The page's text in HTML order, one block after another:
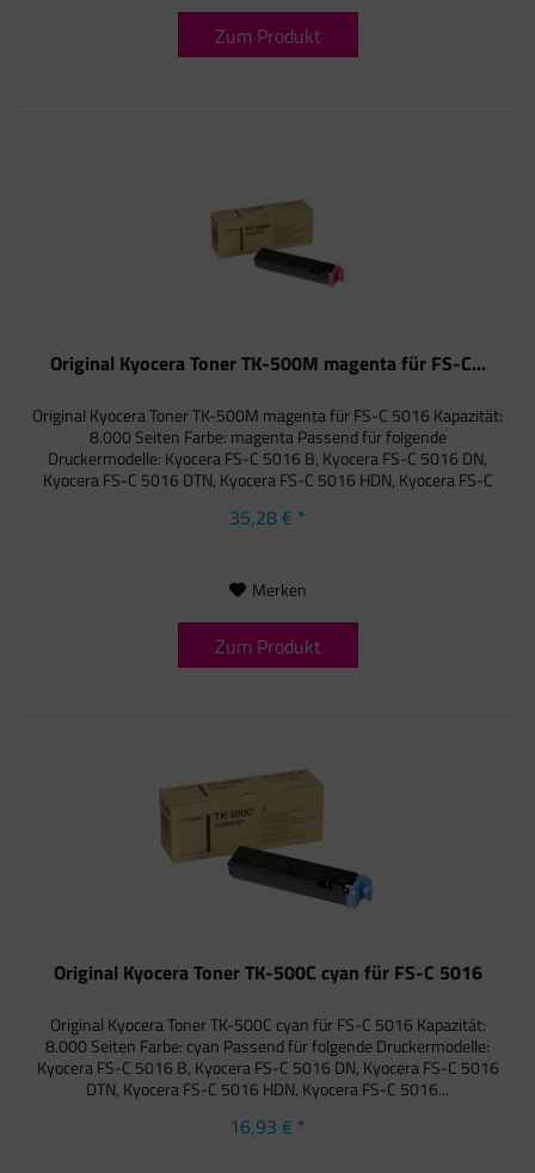
Zum Produkt
Original Kyocera Toner TK-500M magenta für FS-C...
Original Kyocera Toner TK-500M magenta für FS-C 5016 Kapazität:
8.000 Seiten Farbe: magenta Passend für folgende
Druckermodelle: Kyocera FS-C 5016 B, Kyocera FS-C 5016 DN,
Kyocera FS-C 5016 DTN, Kyocera FS-C 5016 HDN, Kyocera FS-C
35,28 € *
Merken
Zum Produkt
Original Kyocera Toner TK-500C cyan für FS-C 5016
Original Kyocera Toner TK-500C cyan für FS-C 5016 Kapazität:
8.000 Seiten Farbe: cyan Passend für folgende Druckermodelle:
Kyocera FS-C 5016 B, Kyocera FS-C 5016 DN, Kyocera FS-C 5016
DTN, Kyocera FS-C 5016 HDN, Kyocera FS-C 5016...
16,93 € *